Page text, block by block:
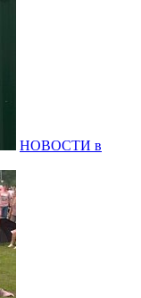
НОВОСТИ в